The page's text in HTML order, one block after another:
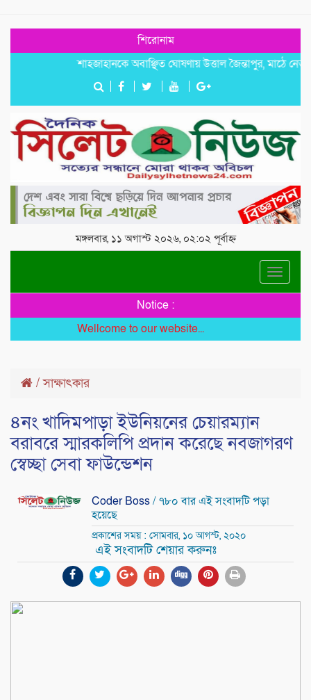
শিরোনাম
শাহজাহানকে অবাঞ্ছিত ঘোষণায় উত্তাল জৈন্তাপুর, মাঠে নেতাকর্মীরা
মঙ্গলবার, ১১ অগাস্ট ২০২৬, ০২:০২ পূর্বাহ্ন
Toggle
Notice :
Wellcome to our website...
/সাক্ষাৎকার
৪নং খাদিমপাড়া ইউনিয়নের চেয়ারম্যান
বরাবরে স্মারকলিপি প্রদান করেছে নবজাগরণ
স্বেচ্ছা সেবা ফাউন্ডেশন
Coder Boss/ ৭৮০ বার এই সংবাদটি পড়া
হয়েছে
প্রকাশের সময় : সোমবার, ১০ আগস্ট, ২০২০
এই সংবাদটি শেয়ার করুনঃ